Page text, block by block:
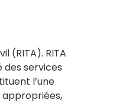
(RITA). RITA
services
l’une
appropriées,